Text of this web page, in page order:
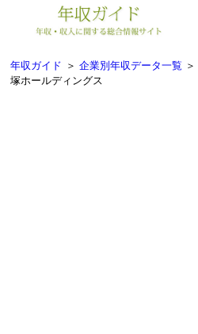
年収ガイド ＞ 企業別年収データ一覧 ＞
塚ホールディングス